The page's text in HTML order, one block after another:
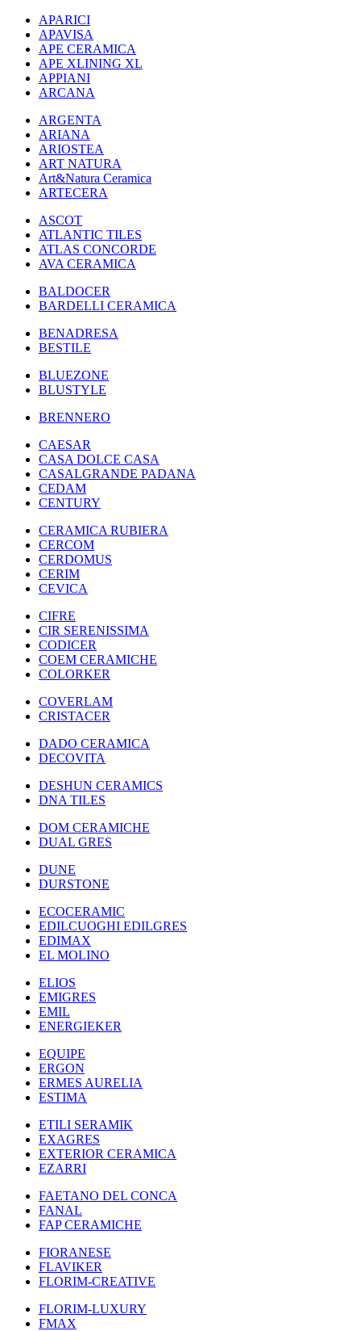
APARICI
APAVISA
APE CERAMICA
APE XLINING XL
APPIANI
ARCANA
ARGENTA
ARIANA
ARIOSTEA
ART NATURA
Art&Natura Ceramica
ARTECERA
ASCOT
ATLANTIC TILES
ATLAS CONCORDE
AVA CERAMICA
BALDOCER
BARDELLI CERAMICA
BENADRESA
BESTILE
BLUEZONE
BLUSTYLE
BRENNERO
CAESAR
CASA DOLCE CASA
CASALGRANDE PADANA
CEDAM
CENTURY
CERAMICA RUBIERA
CERCOM
CERDOMUS
CERIM
CEVICA
CIFRE
CIR SERENISSIMA
CODICER
COEM CERAMICHE
COLORKER
COVERLAM
CRISTACER
DADO CERAMICA
DECOVITA
DESHUN CERAMICS
DNA TILES
DOM CERAMICHE
DUAL GRES
DUNE
DURSTONE
ECOCERAMIC
EDILCUOGHI EDILGRES
EDIMAX
EL MOLINO
ELIOS
EMIGRES
EMIL
ENERGIEKER
EQUIPE
ERGON
ERMES AURELIA
ESTIMA
ETILI SERAMIK
EXAGRES
EXTERIOR CERAMICA
EZARRI
FAETANO DEL CONCA
FANAL
FAP CERAMICHE
FIORANESE
FLAVIKER
FLORIM-CREATIVE
FLORIM-LUXURY
FMAX